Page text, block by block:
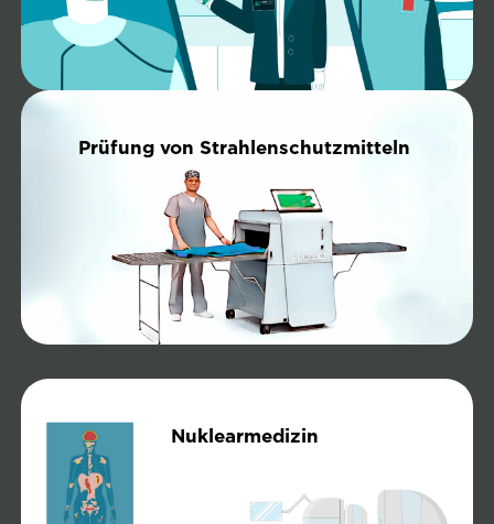
Prü­fung von Strahlenschutzmitteln
Nuklearmedizin